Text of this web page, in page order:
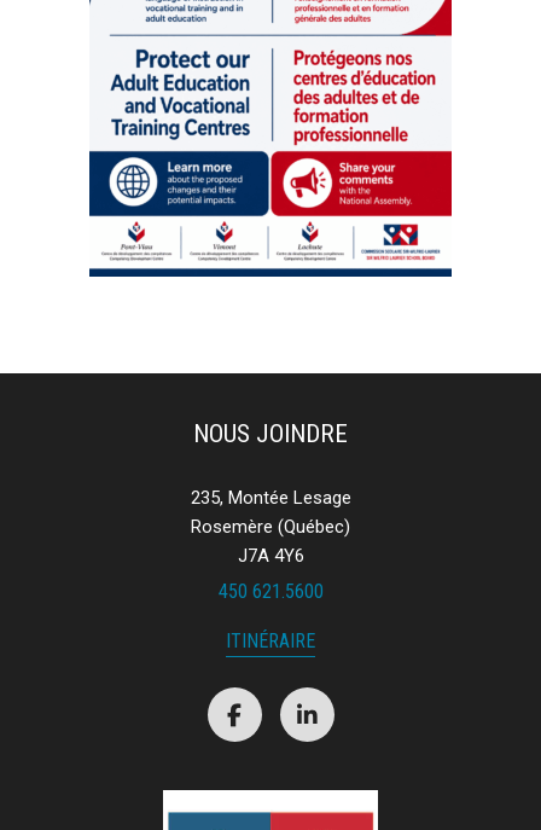
NOUS JOINDRE
235, Montée Lesage
Rosemère (Québec)
J7A 4Y6
450 621.5600
ITINÉRAIRE